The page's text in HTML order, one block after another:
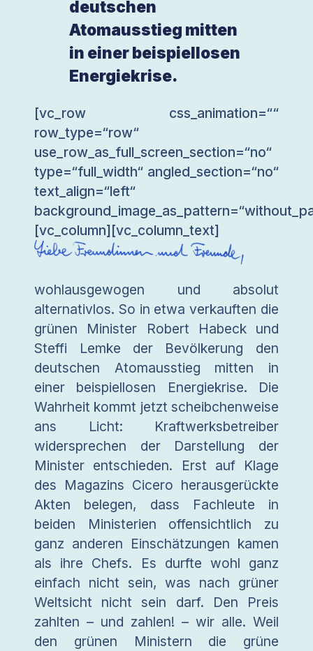
deutschen
Atomausstieg mitten
in einer beispiellosen
Energiekrise.
[vc_row css_animation=““
row_type=“row“
use_row_as_full_screen_section=“no“
type=“full_width“ angled_section=“no“
text_align=“left“
[vc_column][vc_column_text]
wohlausgewogen und absolut
alternativlos. So in etwa verkauften die
grünen Minister Robert Habeck und
Steffi Lemke der Bevölkerung den
deutschen Atomausstieg mitten in
einer beispiellosen Energiekrise. Die
Wahrheit kommt jetzt scheibchenweise
ans Licht: Kraftwerksbetreiber
widersprechen der Darstellung der
Minister entschieden. Erst auf Klage
des Magazins Cicero herausgerückte
Akten belegen, dass Fachleute in
beiden Ministerien offensichtlich zu
ganz anderen Einschätzungen kamen
als ihre Chefs. Es durfte wohl ganz
einfach nicht sein, was nach grüner
Weltsicht nicht sein darf. Den Preis
zahlten – und zahlen! – wir alle. Weil
den grünen Ministern die grüne